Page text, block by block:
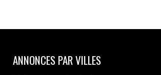
ANNONCES PAR VILLES